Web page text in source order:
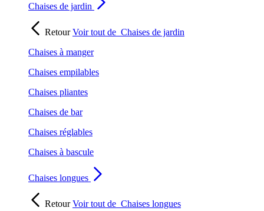
Chaises de jardin
RetourVoir tout de Chaises de jardin
Chaises à manger
Chaises empilables
Chaises pliantes
Chaises de bar
Chaises réglables
Chaises à bascule
Chaises longues
RetourVoir tout de Chaises longues